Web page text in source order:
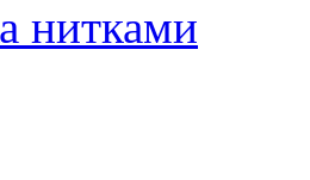
нитками